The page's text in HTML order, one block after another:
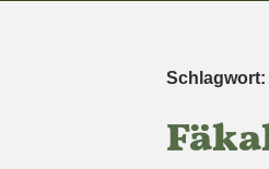
Schlagwort: